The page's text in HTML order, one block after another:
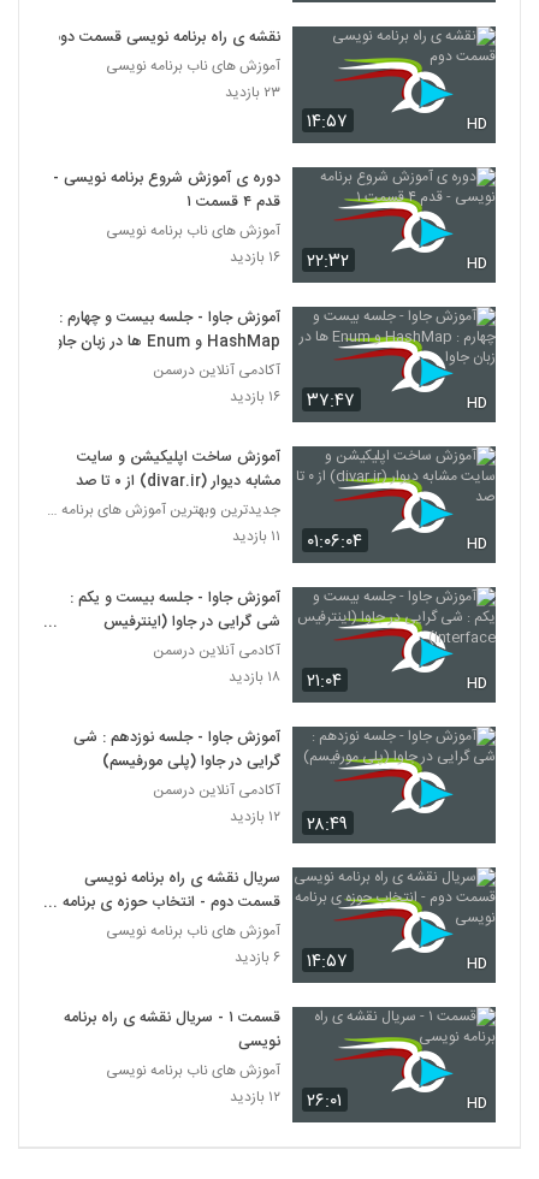
۱۴:۵۷ HD
نقشه ی راه برنامه نویسی قسمت دوم
آموزش های ناب برنامه نویسی
۲۳ بازدید
۲۲:۳۲ HD
دوره ی آموزش شروع برنامه نویسی -
قدم ۴ قسمت ۱
آموزش های ناب برنامه نویسی
۱۶ بازدید
۳۷:۴۷ HD
آموزش جاوا - جلسه بیست و چهارم :
HashMap و Enum ها در زبان جاوا
آکادمی آنلاین درسمن
۱۶ بازدید
۰۱:۰۶:۰۴ HD
آموزش ساخت اپلیکیشن و سایت
مشابه دیوار (divar.ir) از ۰ تا صد
جدیدترین وبهترین آموزش های برنامه نویسی به زبان فا
۱۱ بازدید
۲۱:۰۴ HD
آموزش جاوا - جلسه بیست و یکم :
شی گرایی در جاوا (اینترفیس
Interface)
آکادمی آنلاین درسمن
۱۸ بازدید
۲۸:۴۹
آموزش جاوا - جلسه نوزدهم : شی
گرایی در جاوا (پلی مورفیسم)
آکادمی آنلاین درسمن
۱۲ بازدید
۱۴:۵۷ HD
سریال نقشه ی راه برنامه نویسی
قسمت دوم - انتخاب حوزه ی برنامه
نویسی
آموزش های ناب برنامه نویسی
۶ بازدید
۲۶:۰۱ HD
قسمت ۱ - سریال نقشه ی راه برنامه
نویسی
آموزش های ناب برنامه نویسی
۱۲ بازدید